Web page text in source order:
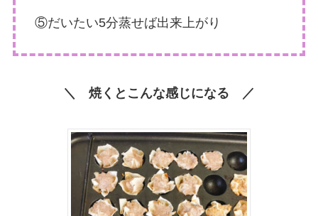
⑤だいたい5分蒸せば出来上がり
＼ 焼くとこんな感じになる ／